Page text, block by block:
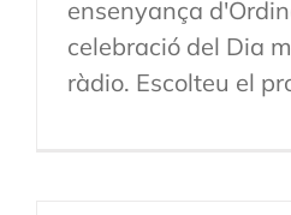
ensenyança
celebració del Dia
ràdio. Escolteu el